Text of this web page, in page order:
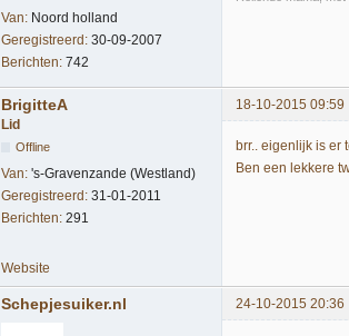
Van: Noord holland
Geregistreerd: 30-09-2007
Berichten: 742
BrigitteA
18-10-2015 09:59
Lid
Offline
Van: 's-Gravenzande (Westland)
Geregistreerd: 31-01-2011
Berichten: 291
brr.. eigenlijk is er
Ben een lekkere
Website
Schepjesuiker.nl 24-10-2015 20:36